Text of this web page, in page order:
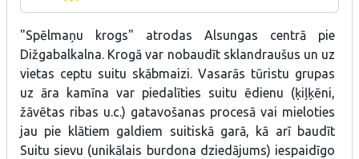
"Spēlmaņu krogs" atrodas Alsungas centrā pie
Dižgabalkalna. Krogā var nobaudīt sklandraušus un uz
vietas ceptu suitu skābmaizi. Vasarās tūristu grupas
uz āra kamīna var piedalīties suitu ēdienu (ķiļķēni,
žāvētas ribas u.c.) gatavošanas procesā vai mieloties
jau pie klātiem galdiem suitiskā garā, kā arī baudīt
Suitu sievu (unikālais burdona dziedājums) iespaidīgo